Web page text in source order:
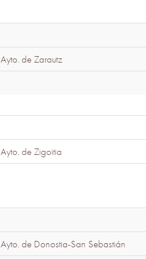
Ayto. de Zarautz
Ayto. de Zigoitia
Ayto. de Donostia-San Sebastián